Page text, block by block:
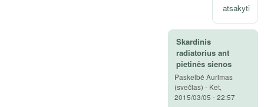
atsakyti
Skardinis
radiatorius ant
pietinės sienos
Paskelbė Aurimas
(svečias) - Ket,
2015/03/05 - 22:57